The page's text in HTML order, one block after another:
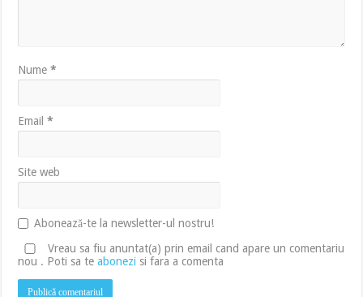
Nume*
Email*
Site web
Abonează-te la newsletter-ul nostru!
Vreau sa fiu anuntat(a) prin email cand apare un comentariu
nou . Poti sa teabonezi si fara a comenta